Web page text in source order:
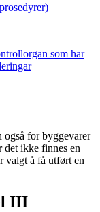
som har
for byggevarer
ikke finnes en
valgt å få utført en
III